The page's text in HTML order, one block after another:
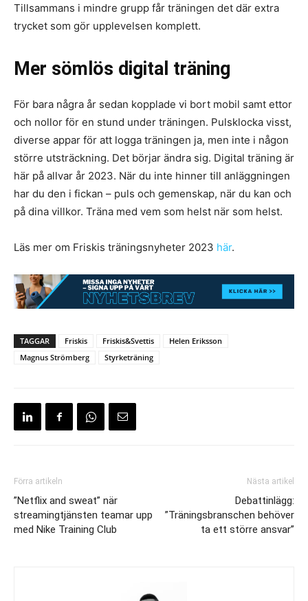
Tillsammans i mindre grupp får träningen det där extra
trycket som gör upplevelsen komplett.
Mer sömlös digital träning
För bara några år sedan kopplade vi bort mobil samt ettor
och nollor för en stund under träningen. Pulsklocka visst,
diverse appar för att logga träningen ja, men inte i någon
större utsträckning. Det börjar ändra sig. Digital träning är
här på allvar år 2023. När du inte hinner till anläggningen
har du den i fickan – puls och gemenskap, när du kan och
på dina villkor. Träna med vem som helst när som helst.
Läs mer om Friskis träningsnyheter 2023 här.
TAGGAR Friskis Friskis&Svettis
Helen Eriksson
Magnus Strömberg
Styrketräning
Förra artikeln
”Netflix and sweat” när
streamingtjänsten teamar upp
med Nike Training Club
Nästa artikel
Debattinlägg:
”Träningsbranschen behöver
ta ett större ansvar”